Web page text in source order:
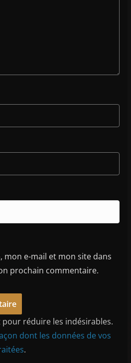
mon e-mail et mon site dans
prochain commentaire.
pour réduire les indésirables.
dont les données de vos
.